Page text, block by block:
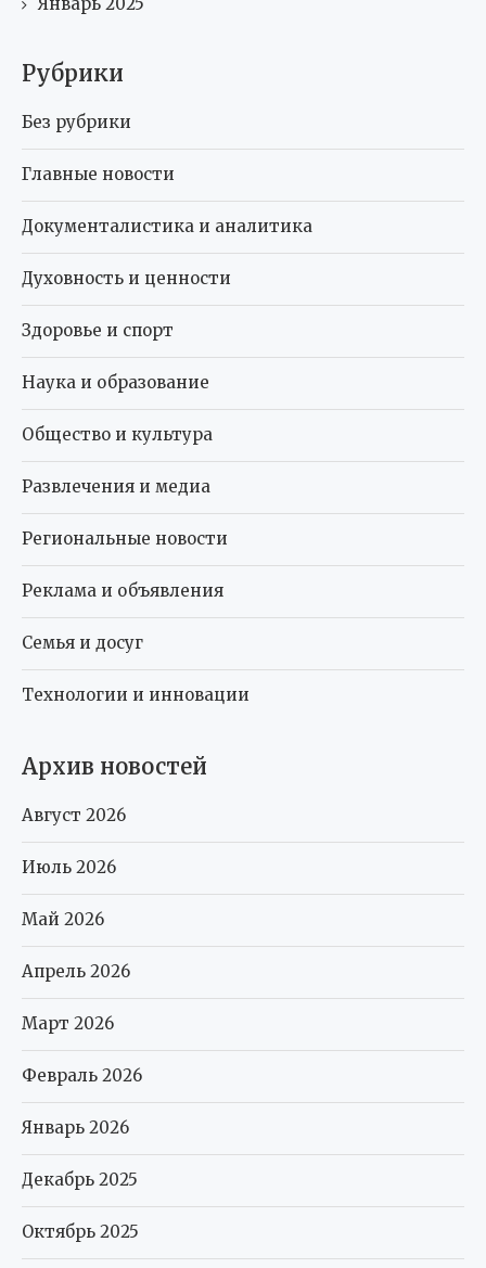
Рубрики
Без рубрики
Главные новости
Документалистика и аналитика
Духовность и ценности
Здоровье и спорт
Наука и образование
Общество и культура
Развлечения и медиа
Региональные новости
Реклама и объявления
Семья и досуг
Технологии и инновации
Архив новостей
Август 2026
Июль 2026
Май 2026
Апрель 2026
Март 2026
Февраль 2026
Январь 2026
Декабрь 2025
Октябрь 2025